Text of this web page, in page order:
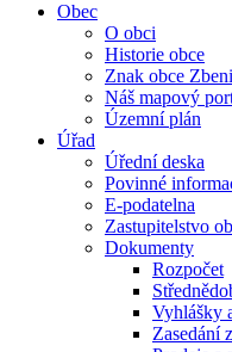
Obec
O obci
Historie obce
Znak obce
Náš mapový
Územní plán
Úřad
Úřední deska
Povinné
E-podatelna
Zastupitelstvo
Dokumenty
Rozpočet
Vyhlášky
Zasedání